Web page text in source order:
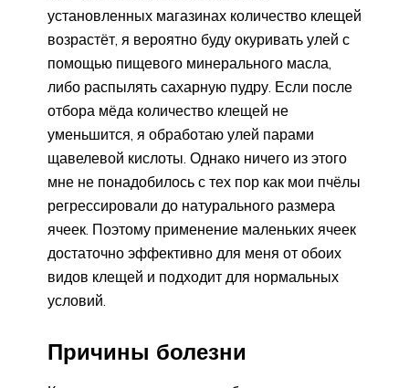
установленных магазинах количество клещей
возрастёт, я вероятно буду окуривать улей с
помощью пищевого минерального масла,
либо распылять сахарную пудру. Если после
отбора мёда количество клещей не
уменьшится, я обработаю улей парами
щавелевой кислоты. Однако ничего из этого
мне не понадобилось с тех пор как мои пчёлы
регрессировали до натурального размера
ячеек. Поэтому применение маленьких ячеек
достаточно эффективно для меня от обоих
видов клещей и подходит для нормальных
условий.
Причины болезни